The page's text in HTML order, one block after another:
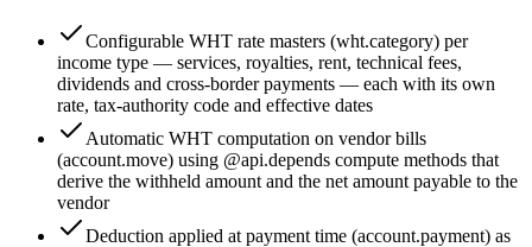
Configurable WHT rate masters (wht.category) per
income type — services, royalties, rent, technical fees,
dividends and cross-border payments — each with its own
rate, tax-authority code and effective dates
Automatic WHT computation on vendor bills
(account.move) using @api.depends compute methods that
derive the withheld amount and the net amount payable to the
vendor
Deduction applied at payment time (account.payment) as